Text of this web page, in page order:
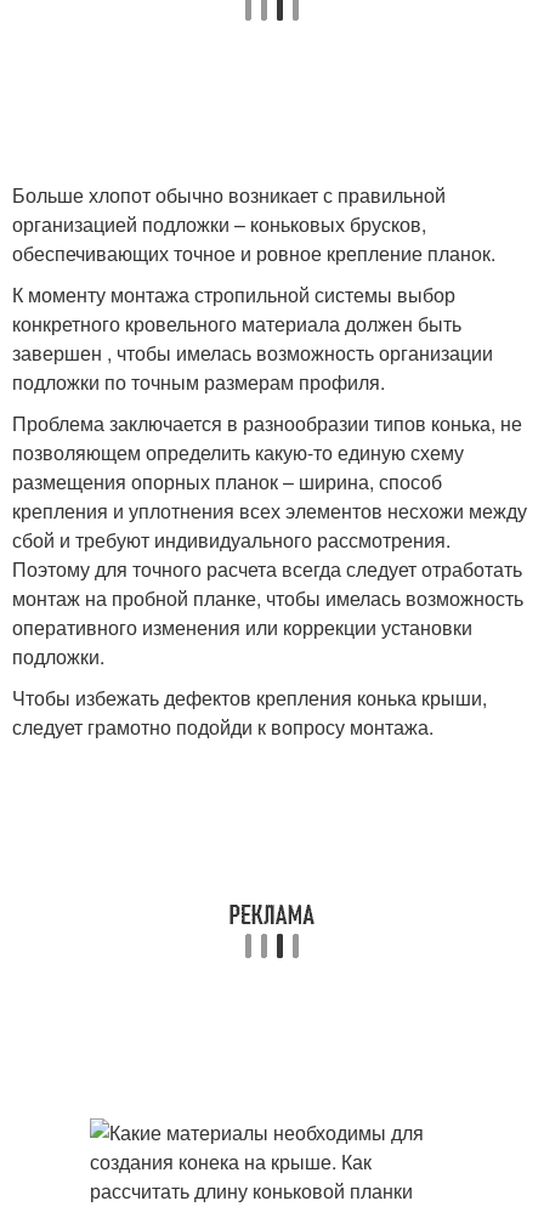
Больше хлопот обычно возникает с правильной
организацией подложки – коньковых брусков,
обеспечивающих точное и ровное крепление планок.
К моменту монтажа стропильной системы выбор
конкретного кровельного материала должен быть
завершен , чтобы имелась возможность организации
подложки по точным размерам профиля.
Проблема заключается в разнообразии типов конька, не
позволяющем определить какую-то единую схему
размещения опорных планок – ширина, способ
крепления и уплотнения всех элементов несхожи между
сбой и требуют индивидуального рассмотрения.
Поэтому для точного расчета всегда следует отработать
монтаж на пробной планке, чтобы имелась возможность
оперативного изменения или коррекции установки
подложки.
Чтобы избежать дефектов крепления конька крыши,
следует грамотно подойди к вопросу монтажа.